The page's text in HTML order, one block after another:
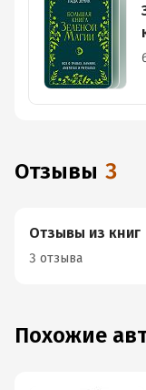
Отзывы 3
Отзывы из книг
3 отзыва
Похожие